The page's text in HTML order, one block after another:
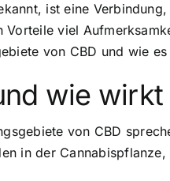
ist eine
Vorteile viel
von CBD und wie
wie wirkt
von CBD
in der